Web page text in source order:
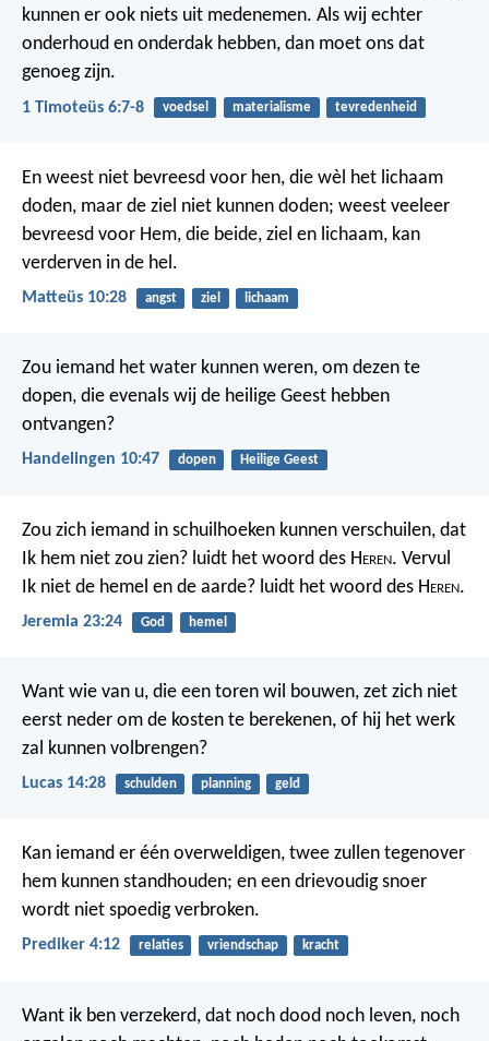
kunnen er ook niets uit medenemen. Als wij echter
onderhoud en onderdak hebben, dan moet ons dat
genoeg zijn.
1 Timoteüs 6:7-8 voedsel materialisme tevredenheid
En weest niet bevreesd voor hen, die wèl het lichaam
doden, maar de ziel niet kunnen doden; weest veeleer
bevreesd voor Hem, die beide, ziel en lichaam, kan
verderven in de hel.
Matteüs 10:28 angst ziel lichaam
Zou iemand het water kunnen weren, om dezen te
dopen, die evenals wij de heilige Geest hebben
ontvangen?
Handelingen 10:47 dopen Heilige Geest
Zou zich iemand in schuilhoeken kunnen verschuilen, dat
Ik hem niet zou zien? luidt het woord des Heren. Vervul
Ik niet de hemel en de aarde? luidt het woord des Heren.
Jeremia 23:24 God hemel
Want wie van u, die een toren wil bouwen, zet zich niet
eerst neder om de kosten te berekenen, of hij het werk
zal kunnen volbrengen?
Lucas 14:28 schulden planning geld
Kan iemand er één overweldigen, twee zullen tegenover
hem kunnen standhouden; en een drievoudig snoer
wordt niet spoedig verbroken.
Prediker 4:12 relaties vriendschap kracht
Want ik ben verzekerd, dat noch dood noch leven, noch